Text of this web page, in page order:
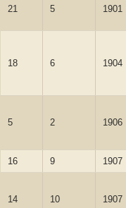
21 5 1901
18 6 1904
5 2 1906
16 9 1907
14 10 1907